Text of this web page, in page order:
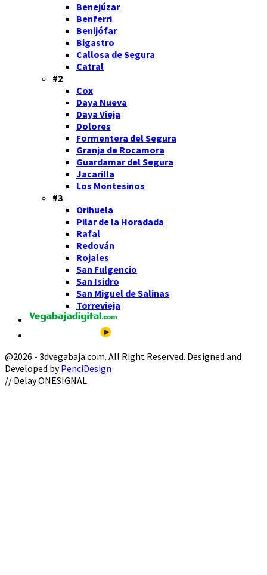
Benejúzar
Benferri
Benijófar
Bigastro
Callosa de Segura
Catral
#2
Cox
Daya Nueva
Daya Vieja
Dolores
Formentera del Segura
Granja de Rocamora
Guardamar del Segura
Jacarilla
Los Montesinos
#3
Orihuela
Pilar de la Horadada
Rafal
Redován
Rojales
San Fulgencio
San Isidro
San Miguel de Salinas
Torrevieja
@2026 - 3dvegabaja.com. All Right Reserved. Designed and
Developed byPenciDesign
Facebook
Twitter
Instagram
Youtube
Email
// Delay ONESIGNAL